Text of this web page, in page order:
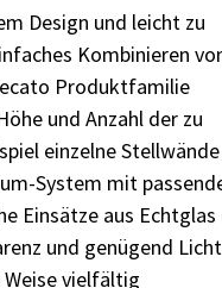
Design und leicht zu
Kombinieren
Produktfamilie
und Anzahl der zu
einzelne
System mit
Einsätze aus Echtglas
und genügend
vielfältig